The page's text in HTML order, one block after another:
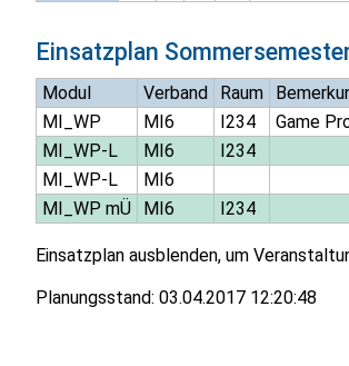
Einsatzplan
Modul Verband Raum
MI_WP
MI6 I234 Game
MI_WP-L
MI6 I234
MI_WP-L
MI6
MI_WP mÜ
MI6 I234
Einsatzplan ausblenden, um
Planungsstand: 03.04.2017 12:20:48